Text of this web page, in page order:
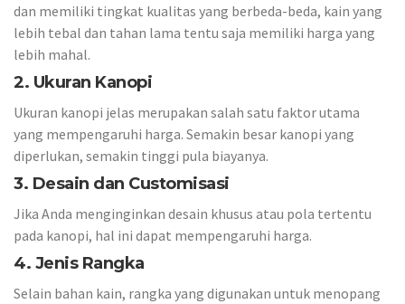
dan memiliki tingkat kualitas yang berbeda-beda, kain yang
lebih tebal dan tahan lama tentu saja memiliki harga yang
lebih mahal.
2. Ukuran Kanopi
Ukuran kanopi jelas merupakan salah satu faktor utama
yang mempengaruhi harga. Semakin besar kanopi yang
diperlukan, semakin tinggi pula biayanya.
3. Desain dan Customisasi
Jika Anda menginginkan desain khusus atau pola tertentu
pada kanopi, hal ini dapat mempengaruhi harga.
4. Jenis Rangka
Selain bahan kain, rangka yang digunakan untuk menopang